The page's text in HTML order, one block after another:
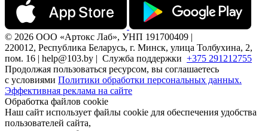
© 2026 ООО «Артокс Лаб», УНП 191700409 |
220012, Республика Беларусь, г. Минск, улица Толбухина, 2,
пом. 16 | help@103.by | Служба поддержки +375 291212755
Продолжая пользоваться ресурсом, вы соглашаетесь
с условиями Политики обработки персональных данных.
Эффективная реклама на сайте
Обработка файлов cookie
Наш сайт использует файлы cookie для обеспечения удобства
пользователей сайта,